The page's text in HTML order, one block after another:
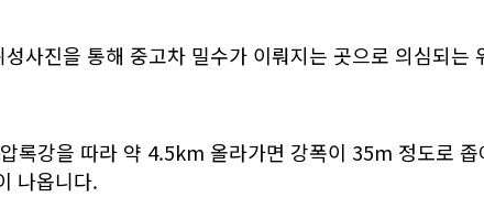
사진을 통해 중고차 밀수가 이뤄지는 곳으로 의심되는
록강을 따라 약 4.5km 올라가면 강폭이 35m 정도로 좁
나옵니다.